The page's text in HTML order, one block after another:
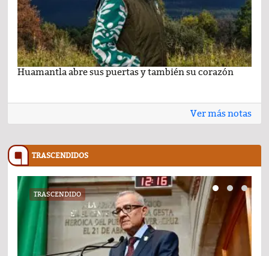
Huamantla abre sus puertas y también su corazón
Ver más notas
TRASCENDIDOS
TRASCENDIDO